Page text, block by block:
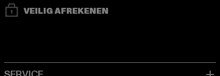
VEILIG AFREKENEN